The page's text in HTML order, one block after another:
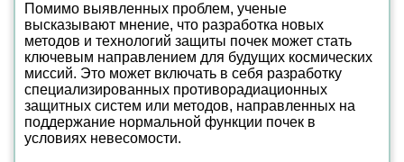
Помимо выявленных проблем, ученые
высказывают мнение, что разработка новых
методов и технологий защиты почек может стать
ключевым направлением для будущих космических
миссий. Это может включать в себя разработку
специализированных противорадиационных
защитных систем или методов, направленных на
поддержание нормальной функции почек в
условиях невесомости.